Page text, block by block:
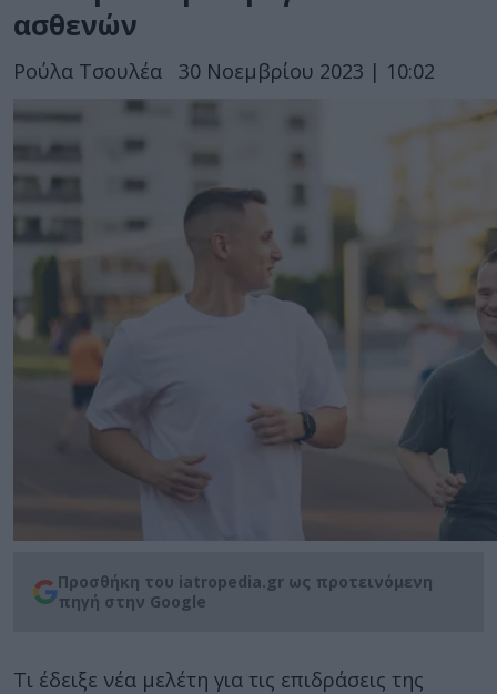
ασθενών
Ρούλα Τσουλέα 30 Νοεμβρίου 2023 | 10:02
Προσθήκη του iatropedia.gr ως προτεινόμενη
πηγή στην Google
Τι έδειξε νέα μελέτη για τις επιδράσεις της